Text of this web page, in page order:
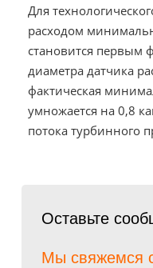
Для
расходом
становится первым
диаметра датчика
фактическая
умножается на 0,8
потока турбинного
Оставьте
Мы свяжемся